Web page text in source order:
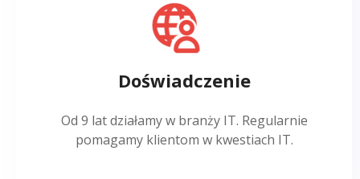
Doświadczenie
Od 9 lat działamy w branży IT. Regularnie
pomagamy klientom w kwestiach IT.